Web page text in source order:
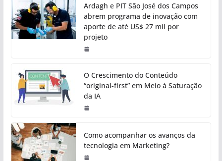
Ardagh e PIT São José dos Campos
abrem programa de inovação com
aporte de até US$ 27 mil por
projeto
O Crescimento do Conteúdo
“original-first” em Meio à Saturação
da IA
Como acompanhar os avanços da
tecnologia em Marketing?